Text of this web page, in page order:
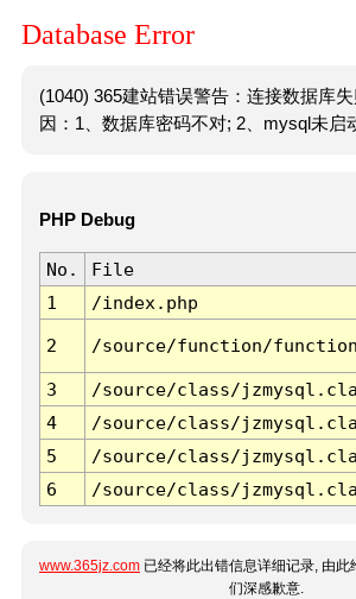
Database Error
(1040) 365建站错误警告：连接数据库
因：1、数据库密码不对; 2、mysql未启
PHP Debug
No. File
1
/index.php
2 /source/function/
3 /source/class/
4
/source/class/
5
/source/class/
6
/source/class/
www.365jz.com 已经将此出错信息详细记录, 由
们深感歉意.